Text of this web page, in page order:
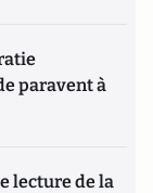
paravent à
lecture de la